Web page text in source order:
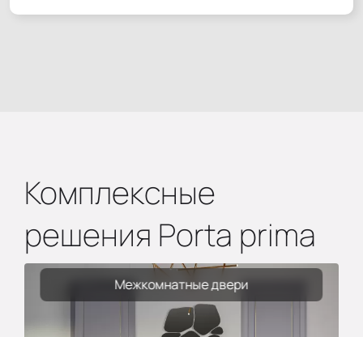
Комплексные
решения Porta prima
Межкомнатные двери